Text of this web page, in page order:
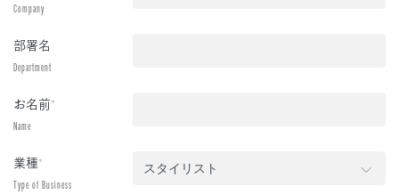
Company
部署名
Department
お名前*
Name
業種*
Type of Business